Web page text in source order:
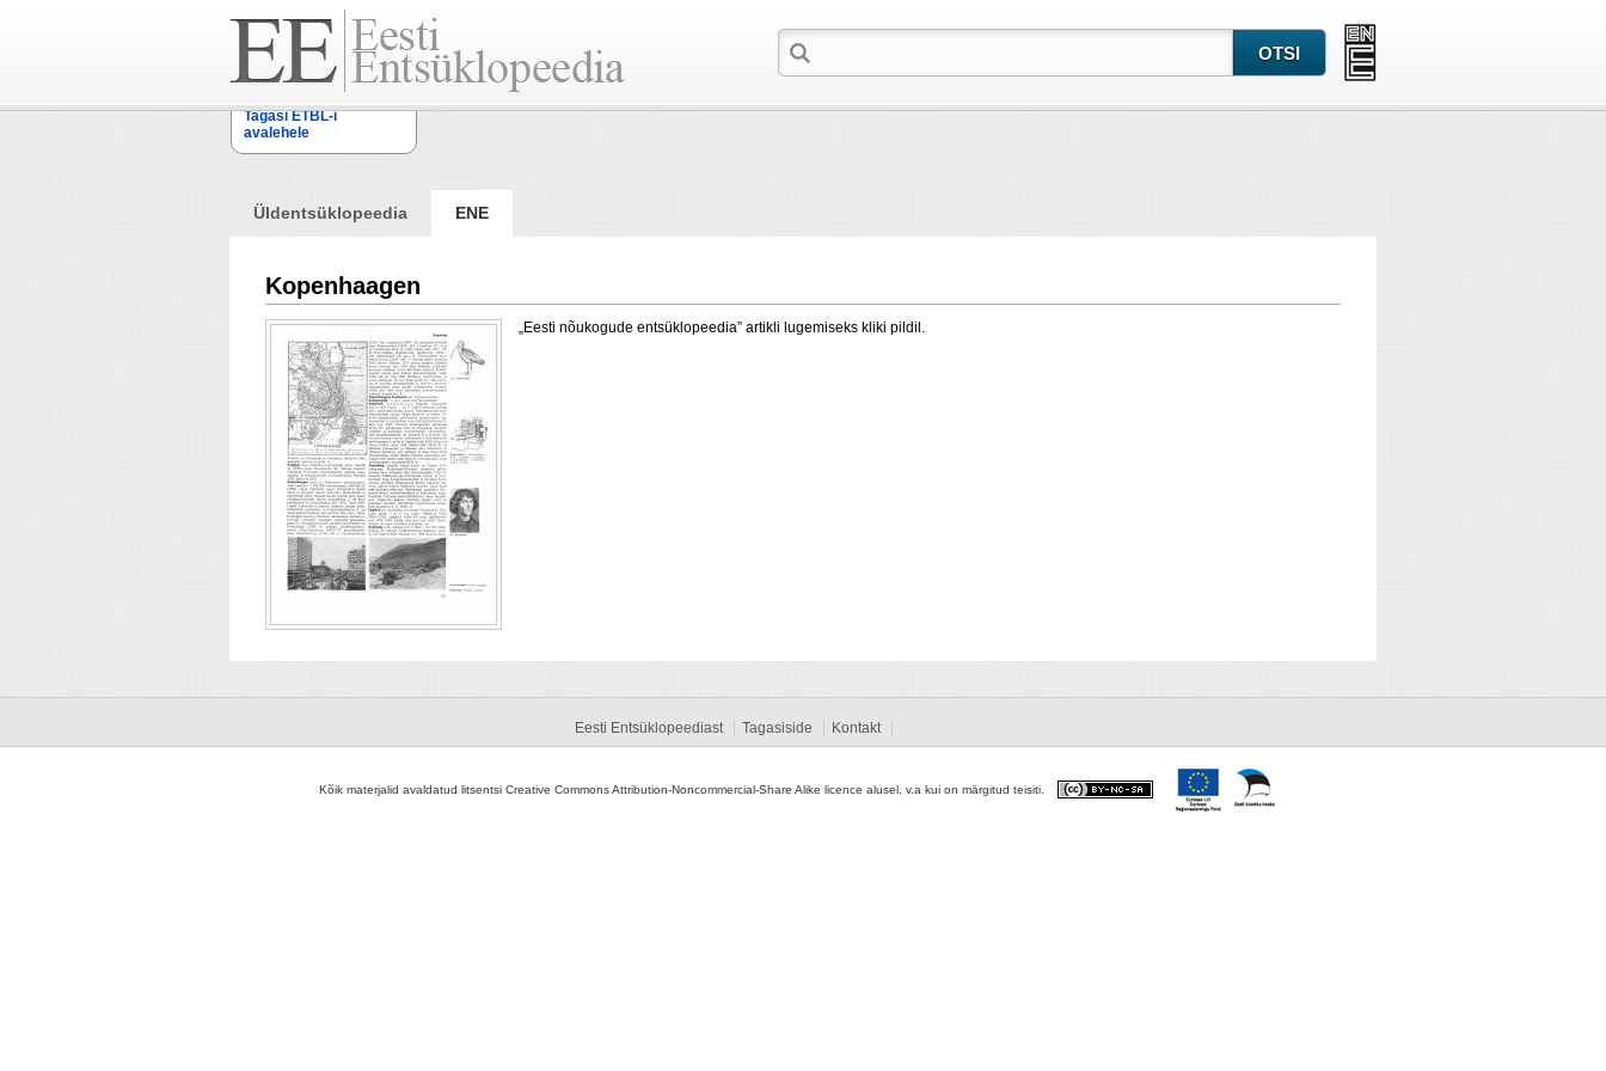
Tagasi ETBL-i
avalehele
Üldentsüklopeedia ENE
Kopenhaagen
„Eesti nõukogude entsüklopeedia” artikli lugemiseks kliki pildil.
Eesti Entsüklopeediast Tagasiside Kontakt
Kõik materjalid avaldatud litsentsi Creative Commons Attribution-Noncommercial-Share Alike licence alusel, v.a kui on märgitud teisiti.